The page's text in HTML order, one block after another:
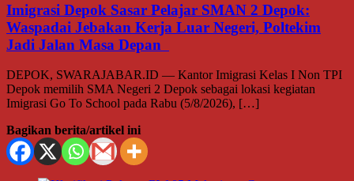
Imigrasi Depok Sasar Pelajar SMAN 2 Depok:
Waspadai Jebakan Kerja Luar Negeri, Poltekim
Jadi Jalan Masa Depan
DEPOK, SWARAJABAR.ID — Kantor Imigrasi Kelas I Non TPI
Depok memilih SMA Negeri 2 Depok sebagai lokasi kegiatan
Imigrasi Go To School pada Rabu (5/8/2026), […]
Bagikan berita/artikel ini